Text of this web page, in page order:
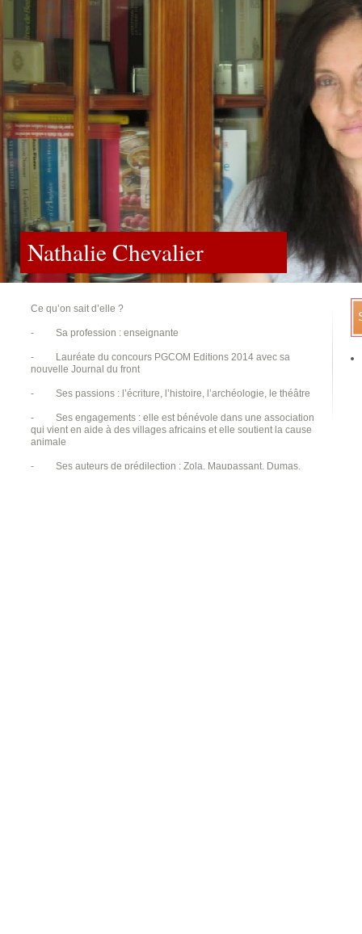
Nathalie Chevalier
Ce qu’on sait d’elle ?
- Sa profession : enseignante
- Lauréate du concours PGCOM Editions 2014 avec sa
nouvelle Journal du front
- Ses passions : l’écriture, l’histoire, l’archéologie, le théâtre
- Ses engagements : elle est bénévole dans une association
qui vient en aide à des villages africains et elle soutient la cause
animale
- Ses auteurs de prédilection : Zola, Maupassant, Dumas,